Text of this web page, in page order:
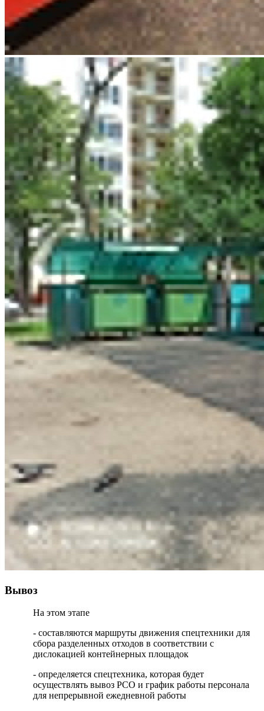
Вывоз
На этом этапе
- составляются маршруты движения спецтехники для
сбора разделенных отходов в соответствии с
дислокацией контейнерных площадок
- определяется спецтехника, которая будет
осуществлять вывоз РСО и график работы персонала
для непрерывной ежедневной работы